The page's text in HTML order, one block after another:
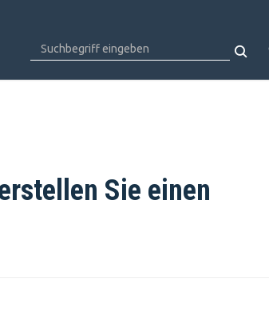
Sie einen